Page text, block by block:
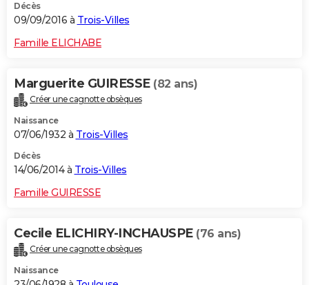
Décès
09/09/2016 à Trois-Villes
Famille ELICHABE
Marguerite GUIRESSE (82 ans)
Créer une cagnotte obsèques
Naissance
07/06/1932 à Trois-Villes
Décès
14/06/2014 à Trois-Villes
Famille GUIRESSE
Cecile ELICHIRY-INCHAUSPE (76 ans)
Créer une cagnotte obsèques
Naissance